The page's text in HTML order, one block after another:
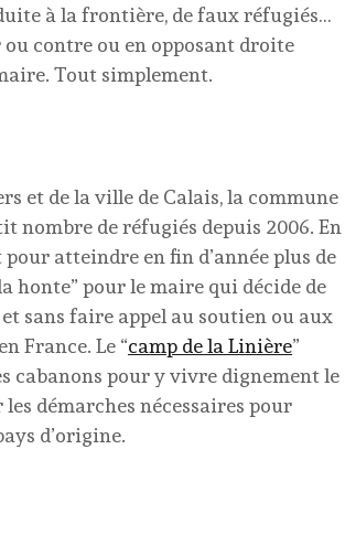
à la frontière, de faux réfugiés…
contre ou en opposant droite
Tout simplement.
et de la ville de Calais, la commune
nombre de réfugiés depuis 2006. En
atteindre en fin d’année plus de
honte” pour le maire qui décide de
sans faire appel au soutien ou aux
France. Le “camp de la Linière”
cabanons pour y vivre dignement le
démarches nécessaires pour
d’origine.